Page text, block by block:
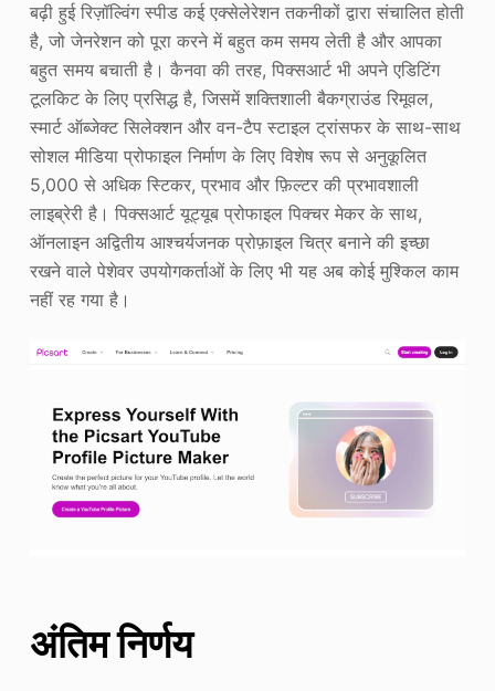
बढ़ी हुई रिज़ॉल्विंग स्पीड कई एक्सेलेरेशन तकनीकों द्वारा संचालित होती
है, जो जेनरेशन को पूरा करने में बहुत कम समय लेती है और आपका
बहुत समय बचाती है। कैनवा की तरह, पिक्सआर्ट भी अपने एडिटिंग
टूलकिट के लिए प्रसिद्ध है, जिसमें शक्तिशाली बैकग्राउंड रिमूवल,
स्मार्ट ऑब्जेक्ट सिलेक्शन और वन-टैप स्टाइल ट्रांसफर के साथ-साथ
सोशल मीडिया प्रोफाइल निर्माण के लिए विशेष रूप से अनुकूलित
5,000 से अधिक स्टिकर, प्रभाव और फ़िल्टर की प्रभावशाली
लाइब्रेरी है। पिक्सआर्ट यूट्यूब प्रोफाइल पिक्चर मेकर के साथ,
ऑनलाइन अद्वितीय आश्चर्यजनक प्रोफ़ाइल चित्र बनाने की इच्छा
रखने वाले पेशेवर उपयोगकर्ताओं के लिए भी यह अब कोई मुश्किल काम
नहीं रह गया है।
अंतिम निर्णय